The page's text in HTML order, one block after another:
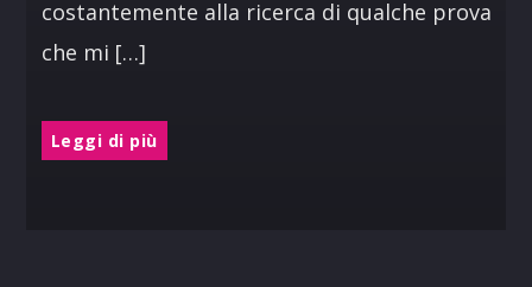
costantemente alla ricerca di qualche prova
che mi […]
Leggi di più